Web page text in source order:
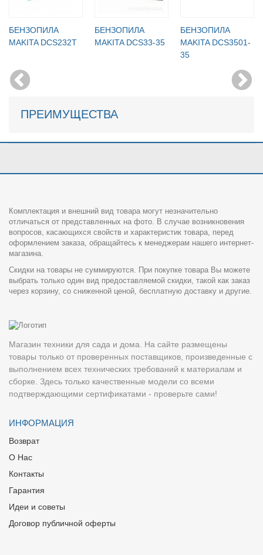
БЕНЗОПИЛА
MAKITA DCS232T
БЕНЗОПИЛА
MAKITA DCS33-35
БЕНЗОПИЛА
MAKITA DCS3501-
35
ПРЕИМУЩЕСТВА
Комплектация и внешний вид товара могут незначительно
отличаться от представленных на фото. В случае возникновения
вопросов, касающихся свойств и характеристик товара, перед
оформлением заказа, обращайтесь к менеджерам нашего интернет-
магазина.
Скидки на товары не суммируются. При покупке товара Вы можете
выбрать только один вид предоставляемой скидки, такой как заказ
через корзину, со сниженной ценой, бесплатную доставку и другие.
Магазин техники для сада и дома. На сайте размещены
товары только от проверенных поставщиков, произведенные с
выполнением всех технических требований к материалам и
сборке. Здесь только качественные модели со всеми
подтверждающими сертификатами - проверьте сами!
ИНФОРМАЦИЯ
Возврат
О Нас
Контакты
Гарантия
Идеи и советы
Договор публичной оферты